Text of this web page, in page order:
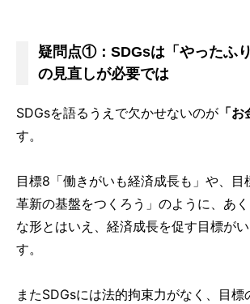
疑問点①：SDGsは「やったふ
の見直しが必要では
SDGsを語るうえで欠かせないのが 「お
す。
目標8「働きがいも経済成長も」や、
革新の基盤をつくろう」のように、あ
な形とはいえ、経済成長を促す目標が
す。
またSDGsには法的拘束力がなく、目標